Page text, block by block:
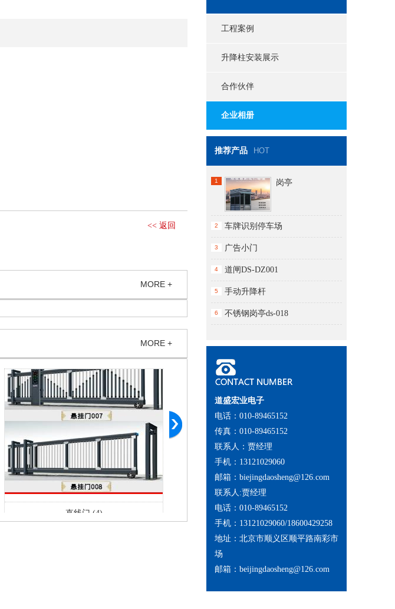
<< 返回
MORE +
MORE +
直线门 (4) 直线门 (6)
工程案例
升降柱安装展示
合作伙伴
企业相册
推荐产品 HOT
1 岗亭
2 车牌识别停车场
3 广告小门
4 道闸DS-DZ001
5 手动升降杆
6 不锈钢岗亭ds-018
道盛宏业电子
电话：010-89465152
传真：010-89465152
联系人：贾经理
手机：13121029060
邮箱：biejingdaosheng@126.com
联系人:贾经理
电话：010-89465152
手机：13121029060/18600429258
地址：北京市顺义区顺平路南彩市
场
邮箱：beijingdaosheng@126.com